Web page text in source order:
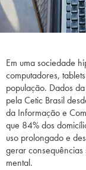
Em uma sociedade
computadores,
população. Dados
pela Cetic Brasil
da Informação e
que 84% dos
uso prolongado e
gerar
mental.